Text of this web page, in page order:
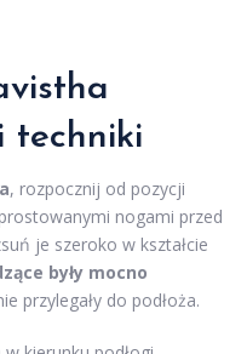
techniki
, rozpocznij od pozycji
nogami przed
je szeroko w kształcie
były mocno
przylegały do podłoża.